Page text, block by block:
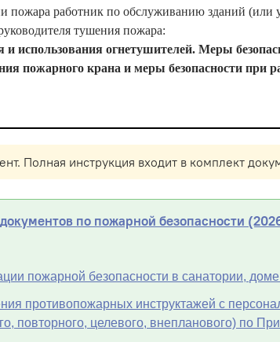
пожара работник по обслуживанию зданий (или
тушения пожара:
использования огнетушителей. Меры
пожарного крана и меры безопасности при
Полная инструкция входит в комплект
по пожарной безопасности
пожарной безопасности в санатории,
противопожарных инструктажей с
повторного, целевого, внепланового) по